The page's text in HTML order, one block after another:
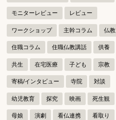
モニターレビュー レビュー
ワークショップ 主幹コラム 仏教
住職コラム 住職仏教講話 供養
共生 在宅医療 子ども 宗教
寄稿/インタビュー 寺院 対談
幼児教育 探究 映画 死生観
母娘 演劇 看仏連携 看取り